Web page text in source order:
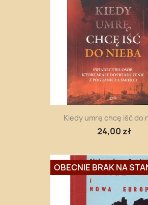
Kiedy umrę chcę iść do
24,00 zł
OBECNIE BRAK NA